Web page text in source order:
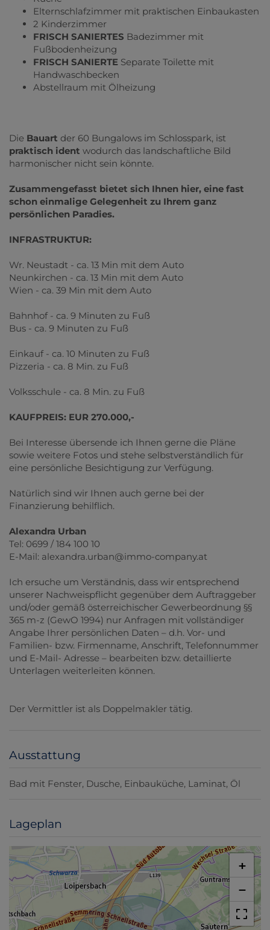
Elternschlafzimmer mit praktischen Einbaukasten
2 Kinderzimmer
FRISCH SANIERTES Badezimmer mit
Fußbodenheizung
FRISCH SANIERTE Separate Toilette mit
Handwaschbecken
Abstellraum mit Ölheizung
Die Bauart der 60 Bungalows im Schlosspark, ist
praktisch ident wodurch das landschaftliche Bild
harmonischer nicht sein könnte.
Zusammengefasst bietet sich Ihnen hier, eine fast
schon einmalige Gelegenheit zu Ihrem ganz
persönlichen Paradies.
INFRASTRUKTUR:
Wr. Neustadt - ca. 13 Min mit dem Auto
Neunkirchen - ca. 13 Min mit dem Auto
Wien - ca. 39 Min mit dem Auto
Bahnhof - ca. 9 Minuten zu Fuß
Bus - ca. 9 Minuten zu Fuß
Einkauf - ca. 10 Minuten zu Fuß
Pizzeria - ca. 8 Min. zu Fuß
Volksschule - ca. 8 Min. zu Fuß
KAUFPREIS: EUR 270.000,-
Bei Interesse übersende ich Ihnen gerne die Pläne
sowie weitere Fotos und stehe selbstverständlich für
eine persönliche Besichtigung zur Verfügung.
Natürlich sind wir Ihnen auch gerne bei der
Finanzierung behilflich.
Alexandra Urban
Tel: 0699 / 184 100 10
E-Mail: alexandra.urban@immo-company.at
Ich ersuche um Verständnis, dass wir entsprechend
unserer Nachweispflicht gegenüber dem Auftraggeber
und/oder gemäß österreichischer Gewerbeordnung §§
365 m-z (GewO 1994) nur Anfragen mit vollständiger
Angabe Ihrer persönlichen Daten – d.h. Vor- und
Familien- bzw. Firmenname, Anschrift, Telefonnummer
und E-Mail- Adresse – bearbeiten bzw. detaillierte
Unterlagen weiterleiten können.
Der Vermittler ist als Doppelmakler tätig.
Ausstattung
Bad mit Fenster Dusche Einbauküche Laminat Öl
Lageplan
+
−